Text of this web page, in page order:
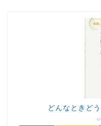
どんなときど